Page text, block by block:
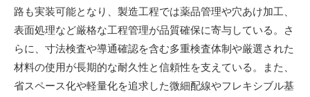
路も実装可能となり、製造工程では薬品管理や穴あけ加工、
表面処理など厳格な工程管理が品質確保に寄与している。さ
らに、寸法検査や導通確認を含む多重検査体制や厳選された
材料の使用が長期的な耐久性と信頼性を支えている。また、
省スペース化や軽量化を追求した微細配線やフレキシブル基